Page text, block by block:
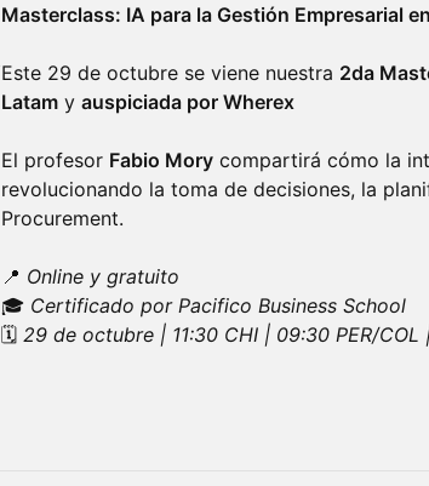
Masterclass: IA para la Gestión Empresarial
Este 29 de octubre se viene nuestra 2da
Latam y auspiciada por Wherex
El profesor Fabio Mory compartirá cómo la
revolucionando la toma de decisiones, la
Procurement.
📍 Online y gratuito
🎓 Certificado por Pacifico Business School
🗓️ 29 de octubre | 11:30 CHI | 09:30 PER/COL